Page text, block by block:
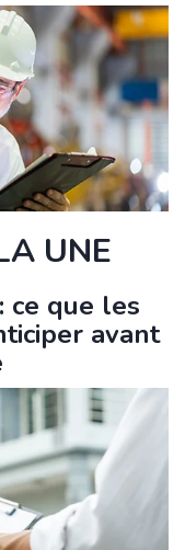
UNE
ce que les
avant